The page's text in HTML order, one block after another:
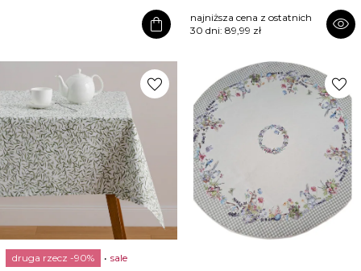
shopping_bag
najniższa cena z ostatnich
30 dni: 89,99 zł visibility
favorite
druga rzecz -90% sale
favorite